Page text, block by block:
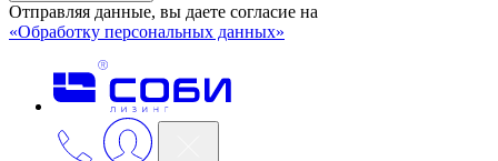
Отправляя данные, вы даете согласие на
«Обработку персональных данных»